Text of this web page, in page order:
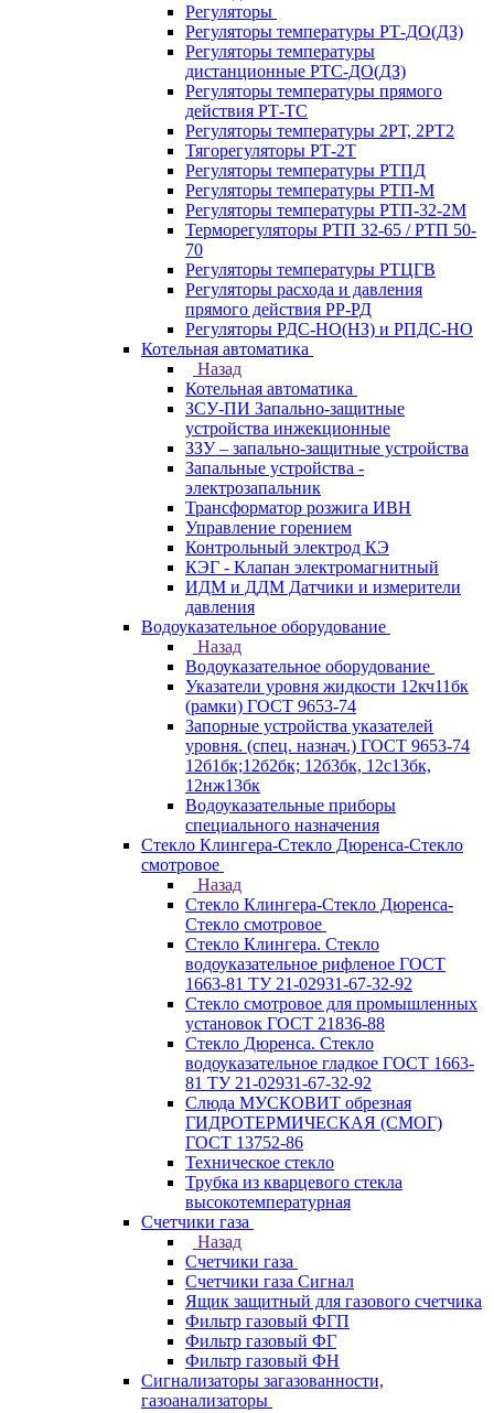
Регуляторы
Регуляторы температуры РТ-ДО(ДЗ)
Регуляторы температуры
дистанционные РТС-ДО(ДЗ)
Регуляторы температуры прямого
действия РТ-ТС
Регуляторы температуры 2РТ, 2РT2
Тягорегуляторы РТ-2Т
Регуляторы температуры РТПД
Регуляторы температуры РТП-M
Регуляторы температуры РТП-32-2М
Терморегуляторы РТП 32-65 / РТП 50-
70
Регуляторы температуры РТЦГВ
Регуляторы расхода и давления
прямого действия РР-РД
Регуляторы РДС-НО(НЗ) и РПДС-НО
Котельная автоматика
Назад
Котельная автоматика
ЗСУ-ПИ Запально-защитные
устройства инжекционные
ЗЗУ – запально-защитные устройства
Запальные устройства -
электрозапальник
Трансформатор розжига ИВН
Управление горением
Контрольный электрод КЭ
КЭГ - Клапан электромагнитный
ИДМ и ДДМ Датчики и измерители
давления
Водоуказательное оборудование
Назад
Водоуказательное оборудование
Указатели уровня жидкости 12кч11бк
(рамки) ГОСТ 9653-74
Запорные устройства указателей
уровня. (спец. назнач.) ГОСТ 9653-74
12б1бк;12б2бк; 12б3бк, 12с13бк,
12нж13бк
Водоуказательные приборы
специального назначения
Стекло Клингера-Стекло Дюренса-Стекло
смотровое
Назад
Стекло Клингера-Стекло Дюренса-
Стекло смотровое
Стекло Клингера. Стекло
водоуказательное рифленое ГОСТ
1663-81 ТУ 21-02931-67-32-92
Стекло смотровое для промышленных
установок ГОСТ 21836-88
Стекло Дюренса. Стекло
водоуказательное гладкое ГОСТ 1663-
81 ТУ 21-02931-67-32-92
Слюда МУСКОВИТ обрезная
ГИДРОТЕРМИЧЕСКАЯ (СМОГ)
ГОСТ 13752-86
Техническое стекло
Трубка из кварцевого стекла
высокотемпературная
Счетчики газа
Назад
Счетчики газа
Счетчики газа Сигнал
Ящик защитный для газового счетчика
Фильтр газовый ФГП
Фильтр газовый ФГ
Фильтр газовый ФН
Сигнализаторы загазованности,
газоанализаторы